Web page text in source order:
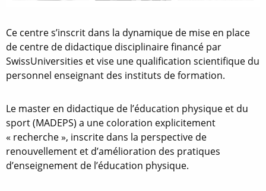
Ce centre s’inscrit dans la dynamique de mise en place
de centre de didactique disciplinaire financé par
SwissUniversities et vise une qualification scientifique du
personnel enseignant des instituts de formation.
Le master en didactique de l’éducation physique et du
sport (MADEPS) a une coloration explicitement
« recherche », inscrite dans la perspective de
renouvellement et d’amélioration des pratiques
d’enseignement de l’éducation physique.